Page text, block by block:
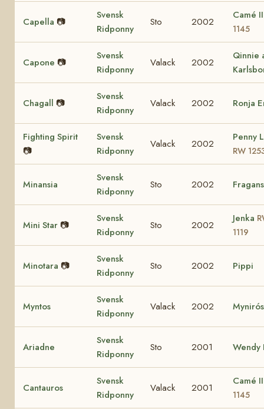
Capella 📷
Svensk
Ridponny
Sto 2002
Camé
1145
Capone 📷
Svensk
Ridponny
Valack 2002
Qinnie
Chagall 📷
Svensk
Ridponny
Valack 2002 Ronja
Fighting Spirit
📷
Svensk
Ridponny
Valack 2002
Penny
RW
Minansia
Svensk
Ridponny
Sto 2002
Mini Star 📷
Svensk
Ridponny
Sto 2002
Jenka
1119
Minotara 📷
Svensk
Ridponny
Sto 2002 Pippi
Myntos
Svensk
Ridponny
Valack 2002
Ariadne
Svensk
Ridponny
Sto 2001 Wendy
Cantauros
Svensk
Ridponny
Valack 2001
Camé
1145